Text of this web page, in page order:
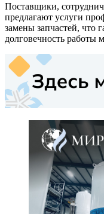
Поставщики,
предлагают услуги
замены запчастей, что
долговечность работы